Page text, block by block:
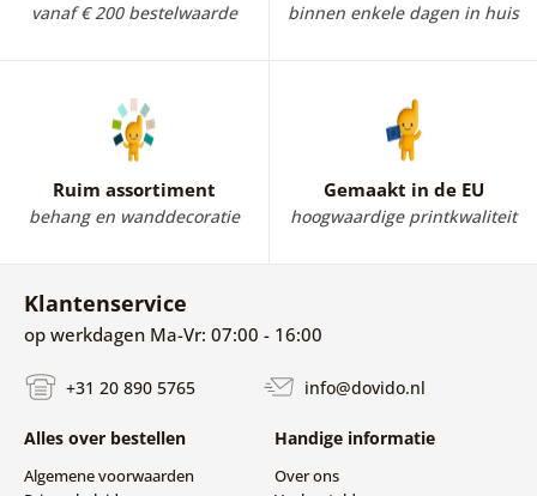
vanaf € 200 bestelwaarde binnen enkele dagen in huis
Ruim assortiment
behang en wanddecoratie
Gemaakt in de EU
hoogwaardige printkwaliteit
Klantenservice
op werkdagen Ma-Vr: 07:00 - 16:00
+31 20 890 5765 info@dovido.nl
Alles over bestellen
Algemene voorwaarden
Handige informatie
Over ons